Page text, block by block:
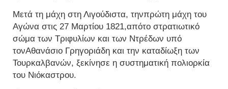
Μετά τη μάχη στη Λιγούδιστα, τηνπρώτη μάχη του
Αγώνα στις 27 Μαρτίου 1821,απότο στρατιωτικό
σώμα των Τριφυλίων και των Ντρέδων υπό
τονΑθανάσιο Γρηγοριάδη και την καταδίωξη των
Τουρκαλβανών, ξεκίνησε η συστηματική πολιορκία
του Νιόκαστρου.